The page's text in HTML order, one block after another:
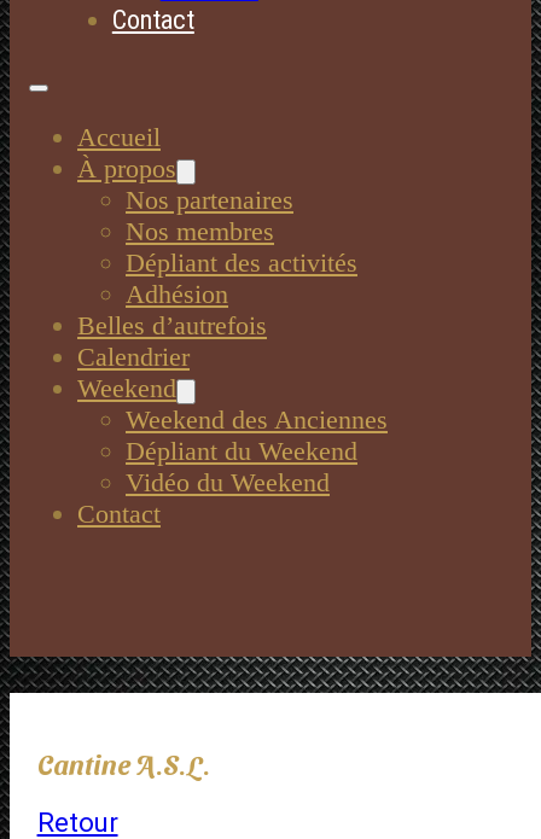
Contact
Accueil
À propos
Nos partenaires
Nos membres
Dépliant des activités
Adhésion
Belles d’autrefois
Calendrier
Weekend
Weekend des Anciennes
Dépliant du Weekend
Vidéo du Weekend
Contact
Cantine A.S.L.
Retour